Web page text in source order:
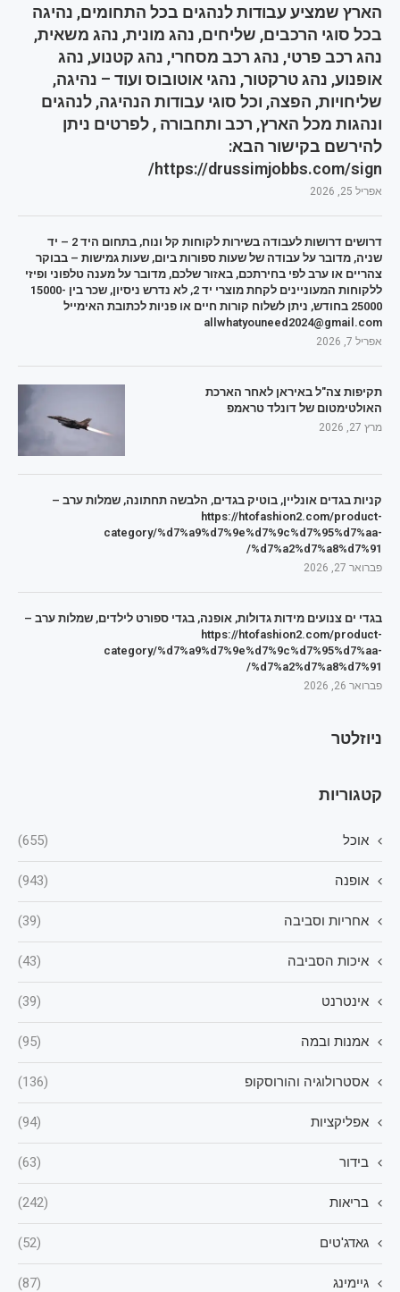
הארץ שמציע עבודות לנהגים בכל התחומים, נהיגה
בכל סוגי הרכבים, שליחים, נהג מונית, נהג משאית,
נהג רכב פרטי, נהג רכב מסחרי, נהג קטנוע, נהג
אופנוע, נהג טרקטור, נהגי אוטובוס ועוד – נהיגה,
שליחויות, הפצה, וכל סוגי עבודות הנהיגה, לנהגים
ונהגות מכל הארץ, רכב ותחבורה , לפרטים ניתן
להירשם בקישור הבא:
https://drussimjobbs.com/sign/
אפריל 25, 2026
דרושים דרושות לעבודה בשירות לקוחות קל ונוח, בתחום היד 2 – יד
שניה, מדובר על עבודה של שעות ספורות ביום, שעות גמישות – בבוקר
צהריים או ערב לפי בחירתכם, באזור שלכם, מדובר על מענה טלפוני ופיזי
ללקוחות המעוניינים לקחת מוצרי יד 2, לא נדרש ניסיון, שכר בין 15000-
25000 בחודש, ניתן לשלוח קורות חיים או פניות לכתובת האימייל
allwhatyouneed2024@gmail.com
אפריל 7, 2026
תקיפות צה"ל באיראן לאחר הארכת
האולטימטום של דונלד טראמפ
מרץ 27, 2026
קניות בגדים אונליין, בוטיק בגדים, הלבשה תחתונה, שמלות ערב –
https://htofashion2.com/product-
category/%d7%a9%d7%9e%d7%9c%d7%95%d7%aa-
%d7%a2%d7%a8%d7%91/
פברואר 27, 2026
בגדי ים צנועים מידות גדולות, אופנה, בגדי ספורט לילדים, שמלות ערב –
https://htofashion2.com/product-
category/%d7%a9%d7%9e%d7%9c%d7%95%d7%aa-
%d7%a2%d7%a8%d7%91/
פברואר 26, 2026
ניוזלטר
קטגוריות
אוכל (655)
אופנה (943)
אחריות וסביבה (39)
איכות הסביבה (43)
אינטרנט (39)
אמנות ובמה (95)
אסטרולוגיה והורוסקופ (136)
אפליקציות (94)
בידור (63)
בריאות (242)
גאדג'טים (52)
גיימינג (87)